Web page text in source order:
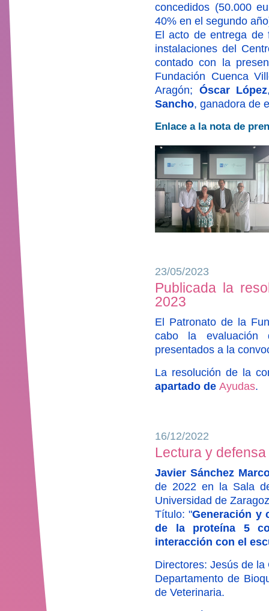
concedidos (50.000
40% en el segundo
El acto de entrega
instalaciones del
contado con la
Fundación Cuenca
Aragón; Óscar López
Sancho, ganadora de
Enlace a la nota de
23/05/2023
Publicada la
2023
El Patronato de la
cabo la evaluación
presentados a la
La resolución de la
apartado de Ayudas.
16/12/2022
Lectura y
Javier Sánchez
de 2022 en la Sala
Universidad de
Título: "Generación y
de la proteína 5
interacción con el
Directores: Jesús de
Departamento de
de Veterinaria.